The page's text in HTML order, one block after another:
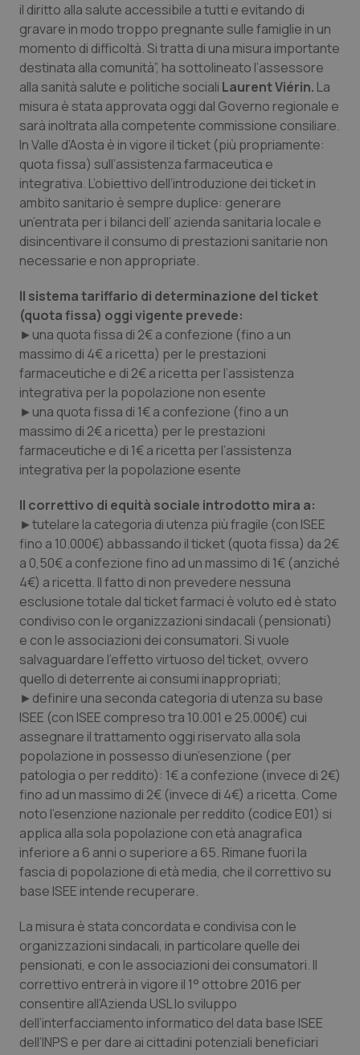
Campania
Emilia-Romagna
Friuli Venezia Giulia
Lazio
Liguria
Lombardia
Molise
Piemonte
Provincia Autonoma di Bolzano
Provincia Autonoma di Trento
Sardegna
Sicilia
Toscana
Umbria
Valle D’Aosta
Veneto
Car-T
Colesterolo & coronaropatie
Dermatite Atopica
Diabete & glucometri
Disturbi dell’umore
Dolore
Epatiti
HIV
Infezioni & Febbre
Ipertensione & Scompenso
Malattia di Crohn & Rettocolite Ulcerosa
Neuroscienze & patologie neurodegenerative
Obesità
Oftalmologia
Oncodermatologia
Oncoematologia
Oncologia & Nutrizione
Psoriasi & pelle
Quotidiano Cardiologia
Quotidiano Oncologia
Quotidiano Pediatria
Rene & patologie urogenitali
il diritto alla salute accessibile a tutti e evitando di
gravare in modo troppo pregnante sulle famiglie in un
momento di difficoltà. Si tratta di una misura importante
destinata alla comunità”, ha sottolineato l’assessore
alla sanità salute e politiche sociali Laurent Viérin. La
misura è stata approvata oggi dal Governo regionale e
sarà inoltrata alla competente commissione consiliare.
In Valle d’Aosta è in vigore il ticket (più propriamente:
quota fissa) sull’assistenza farmaceutica e
integrativa. L’obiettivo dell’introduzione dei ticket in
ambito sanitario è sempre duplice: generare
un’entrata per i bilanci dell’ azienda sanitaria locale e
disincentivare il consumo di prestazioni sanitarie non
necessarie e non appropriate.
Il sistema tariffario di determinazione del ticket
(quota fissa) oggi vigente prevede:
►una quota fissa di 2€ a confezione (fino a un
massimo di 4€ a ricetta) per le prestazioni
farmaceutiche e di 2€ a ricetta per l’assistenza
integrativa per la popolazione non esente
►una quota fissa di 1€ a confezione (fino a un
massimo di 2€ a ricetta) per le prestazioni
farmaceutiche e di 1€ a ricetta per l’assistenza
integrativa per la popolazione esente
Il correttivo di equità sociale introdotto mira a:
►tutelare la categoria di utenza più fragile (con ISEE
fino a 10.000€) abbassando il ticket (quota fissa) da 2€
a 0,50€ a confezione fino ad un massimo di 1€ (anziché
4€) a ricetta. Il fatto di non prevedere nessuna
esclusione totale dal ticket farmaci è voluto ed è stato
condiviso con le organizzazioni sindacali (pensionati)
e con le associazioni dei consumatori. Si vuole
salvaguardare l’effetto virtuoso del ticket, ovvero
quello di deterrente ai consumi inappropriati;
►definire una seconda categoria di utenza su base
ISEE (con ISEE compreso tra 10.001 e 25.000€) cui
assegnare il trattamento oggi riservato alla sola
popolazione in possesso di un’esenzione (per
patologia o per reddito): 1€ a confezione (invece di 2€)
fino ad un massimo di 2€ (invece di 4€) a ricetta. Come
noto l’esenzione nazionale per reddito (codice E01) si
applica alla sola popolazione con età anagrafica
inferiore a 6 anni o superiore a 65. Rimane fuori la
fascia di popolazione di età media, che il correttivo su
base ISEE intende recuperare.
La misura è stata concordata e condivisa con le
organizzazioni sindacali, in particolare quelle dei
pensionati, e con le associazioni dei consumatori. Il
correttivo entrerà in vigore il 1° ottobre 2016 per
consentire all’Azienda USL lo sviluppo
dell’interfacciamento informatico del data base ISEE
dell’INPS e per dare ai cittadini potenziali beneficiari